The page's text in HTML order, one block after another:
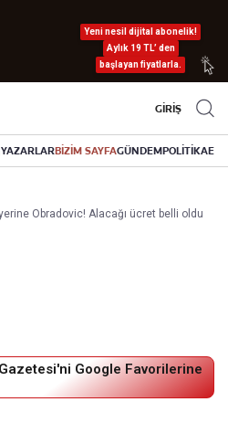
Yeni nesil dijital abonelik!
Aylık 19 TL’ den
başlayan fiyatlarla.
GİRİŞ
YAZARLARBİZİM SAYFAGÜNDEMPOLİTİKA
Obradovic! Alacağı ücret belli oldu
Google Favorilerine